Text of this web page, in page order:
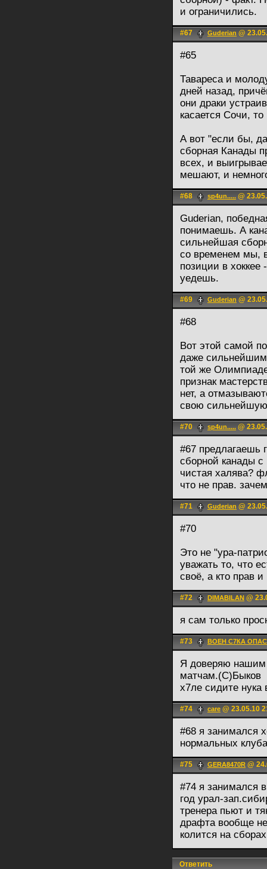
и ограничились.
#67 Guderian @
#65
Тавареса и
дней назад,
они драки
касается Сочи,
А вот "если бы,
сборная Канады
всех, и
мешают, и
#68 sp4un..... @
Guderian,
понимаешь. А
сильнейшая
со временем мы,
позиции в хоккее
уедешь.
#69 Guderian @
#68
Вот этой самой
даже сильнейшим
той же
признак
нет, а
свою
#70 sp4un..... @
#67 предлагаешь
сборной канады
чистая халява?
что не прав.
#71 Guderian @
#70
Это не "ура-
уважать то, что
своё, а кто прав
#72 DIMABILAN @
я сам только
#73 ВОЕН С7КА
Я доверяю нашим
матчам.(С)Быков
х7ле сидите
#74 care @ 23.05.10
#68 я занимался
нормальных
#75 GERA8470R @
#74 я занимался
год урал-
тренера пьют и
драфта вообще
колится на
Ответить